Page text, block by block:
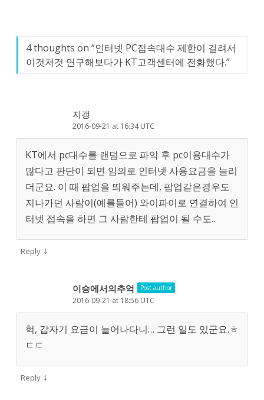
4 thoughts on “인터넷 PC접속대수 제한이 걸려서
이것저것 연구해보다가 KT고객센터에 전화했다.”
지갱
2016-09-21 at 16:34 UTC
KT에서 pc대수를 랜덤으로 파악 후 pc이용대수가
많다고 판단이 되면 임의로 인터넷 사용요금을 늘리
더군요. 이 때 팝업을 띄워주는데, 팝업같은경우도
지나가던 사람이(예를들어) 와이파이로 연결하여 인
터넷 접속을 하면 그 사람한테 팝업이 될 수도..
Reply ↓
이승에서의추억 Post author
2016-09-21 at 18:56 UTC
헉, 갑자기 요금이 늘어나다니… 그런 일도 있군요.ㅎ
ㄷㄷ
Reply ↓